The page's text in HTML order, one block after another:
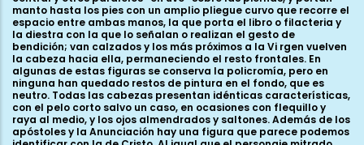
manto hasta los pies con un amplio pliegue curvo que recorre el
espacio entre ambas manos, la que porta el libro o filacteria y
la diestra con la que lo señalan o realizan el gesto de
bendición; van calzados y los más próximos a la Vi rgen vuelven
la cabeza hacia ella, permaneciendo el resto frontales. En
algunas de estas figuras se conserva la policromía, pero en
ninguna han quedado restos de pintura en el fondo, que es
neutro. Todas las cabezas presentan idénticas características,
con el pelo corto salvo un caso, en ocasiones con flequillo y
raya al medio, y los ojos almendrados y saltones. Además de los
apóstoles y la Anunciación hay una figura que parece podemos